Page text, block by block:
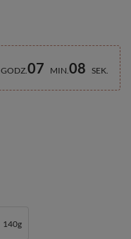
140g
GODZ07 MIN08 SEK